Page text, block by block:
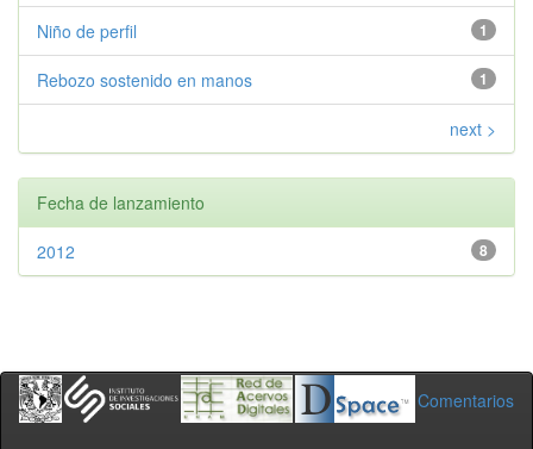
1
Niño de perfil
1
Rebozo sostenido en manos
next >
Fecha de lanzamiento
8
2012
Comentarios